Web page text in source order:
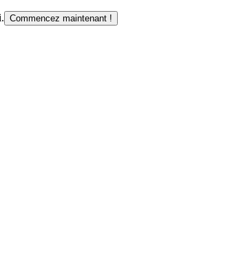
Commencez maintenant !